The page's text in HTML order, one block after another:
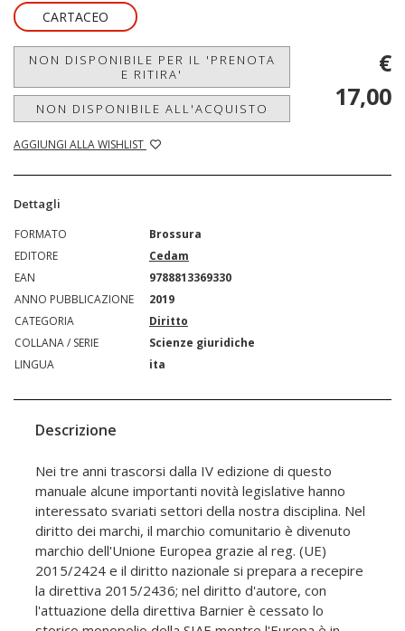
CARTACEO
NON DISPONIBILE PER IL 'PRENOTA
E RITIRA'
NON DISPONIBILE ALL'ACQUISTO
AGGIUNGI ALLA WISHLIST
€
17,00
Dettagli
FORMATO
Brossura
EDITORE
Cedam
EAN
9788813369330
ANNO PUBBLICAZIONE
2019
CATEGORIA
Diritto
COLLANA / SERIE
Scienze giuridiche
LINGUA
ita
Descrizione
Nei tre anni trascorsi dalla IV edizione di questo
manuale alcune importanti novità legislative hanno
interessato svariati settori della nostra disciplina. Nel
diritto dei marchi, il marchio comunitario è divenuto
marchio dell'Unione Europea grazie al reg. (UE)
2015/2424 e il diritto nazionale si prepara a recepire
la direttiva 2015/2436; nel diritto d'autore, con
l'attuazione della direttiva Barnier è cessato lo